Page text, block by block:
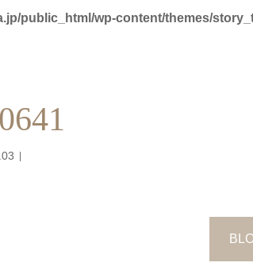
public_html/wp-content/themes/